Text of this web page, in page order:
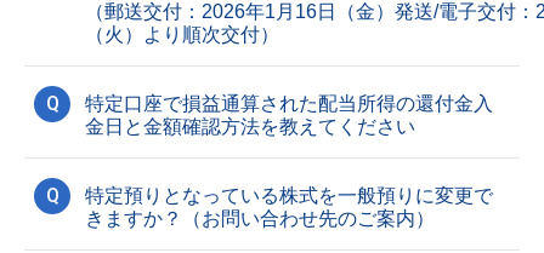
（郵送交付：2026年1月16日（金）発送/電子交付
（火）より順次交付）
Q
特定口座で損益通算された配当所得の還付金入
金日と金額確認方法を教えてください
Q
特定預りとなっている株式を一般預りに変更で
きますか？（お問い合わせ先のご案内）